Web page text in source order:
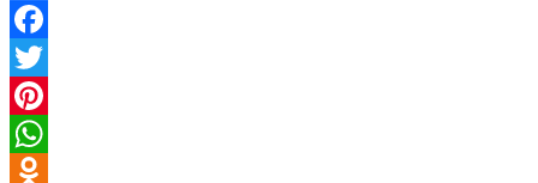
Facebook
Twitter
Pinterest
WhatsApp